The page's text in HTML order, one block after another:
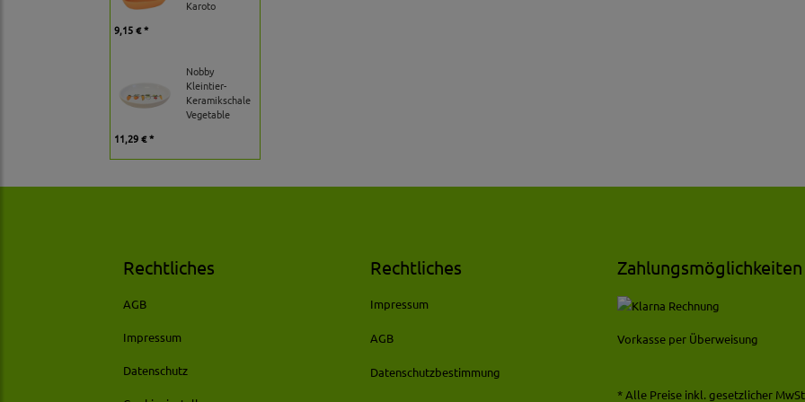
Karoto
9,15 € *
Nobby
Kleintier-
Keramikschale
Vegetable
11,29 € *
Rechtliches
AGB
Impressum
Datenschutz
Rechtliches
Impressum
AGB
Datenschutzbestimmung
Zahlungsmöglichkeiten
Vorkasse per Überweisung
* Alle Preise inkl. gesetzlicher